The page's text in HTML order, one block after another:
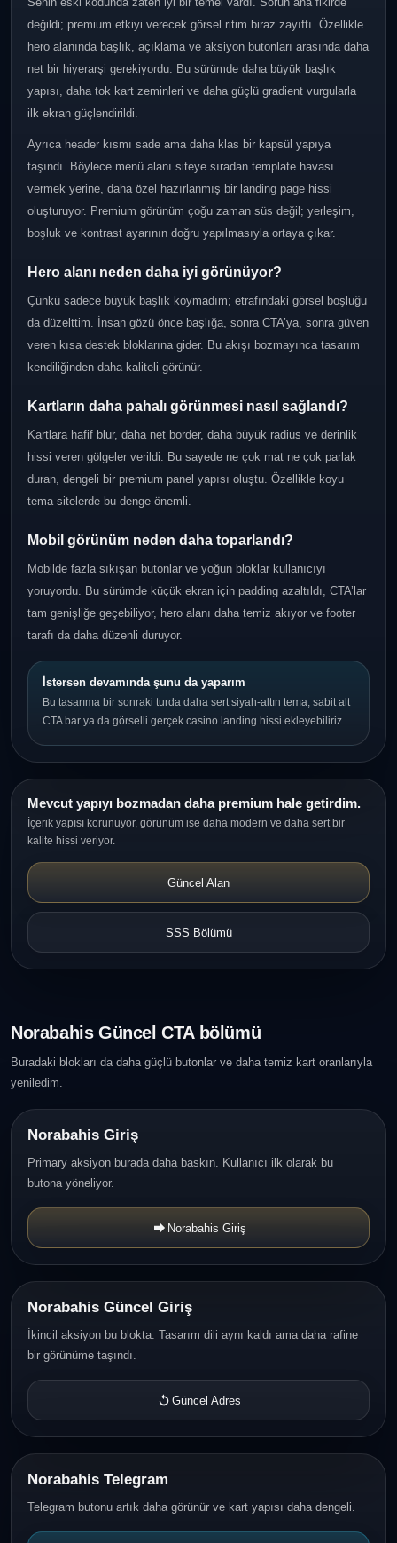
değildi; premium etkiyi verecek görsel ritim biraz zayıftı. Özellikle
hero alanında başlık, açıklama ve aksiyon butonları arasında daha
net bir hiyerarşi gerekiyordu. Bu sürümde daha büyük başlık
yapısı, daha tok kart zeminleri ve daha güçlü gradient vurgularla
ilk ekran güçlendirildi.
Ayrıca header kısmı sade ama daha klas bir kapsül yapıya
taşındı. Böylece menü alanı siteye sıradan template havası
vermek yerine, daha özel hazırlanmış bir landing page hissi
oluşturuyor. Premium görünüm çoğu zaman süs değil; yerleşim,
boşluk ve kontrast ayarının doğru yapılmasıyla ortaya çıkar.
Hero alanı neden daha iyi görünüyor?
Çünkü sadece büyük başlık koymadım; etrafındaki görsel boşluğu
da düzelttim. İnsan gözü önce başlığa, sonra CTA’ya, sonra güven
veren kısa destek bloklarına gider. Bu akışı bozmayınca tasarım
kendiliğinden daha kaliteli görünür.
Kartların daha pahalı görünmesi nasıl sağlandı?
Kartlara hafif blur, daha net border, daha büyük radius ve derinlik
hissi veren gölgeler verildi. Bu sayede ne çok mat ne çok parlak
duran, dengeli bir premium panel yapısı oluştu. Özellikle koyu
tema sitelerde bu denge önemli.
Mobil görünüm neden daha toparlandı?
Mobilde fazla sıkışan butonlar ve yoğun bloklar kullanıcıyı
yoruyordu. Bu sürümde küçük ekran için padding azaltıldı, CTA’lar
tam genişliğe geçebiliyor, hero alanı daha temiz akıyor ve footer
tarafı da daha düzenli duruyor.
İstersen devamında şunu da yaparım
Bu tasarıma bir sonraki turda daha sert siyah-altın tema, sabit alt
CTA bar ya da görselli gerçek casino landing hissi ekleyebiliriz.
Mevcut yapıyı bozmadan daha premium hale getirdim.
İçerik yapısı korunuyor, görünüm ise daha modern ve daha sert bir
kalite hissi veriyor.
Güncel Alan
SSS Bölümü
Norabahis Güncel CTA bölümü
Buradaki blokları da daha güçlü butonlar ve daha temiz kart oranlarıyla
yeniledim.
Norabahis Giriş
Primary aksiyon burada daha baskın. Kullanıcı ilk olarak bu
butona yöneliyor.
Norabahis Giriş
Norabahis Güncel Giriş
İkincil aksiyon bu blokta. Tasarım dili aynı kaldı ama daha rafine
bir görünüme taşındı.
Güncel Adres
Norabahis Telegram
Telegram butonu artık daha görünür ve kart yapısı daha dengeli.